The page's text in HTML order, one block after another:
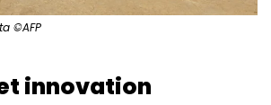
©AFP
innovation